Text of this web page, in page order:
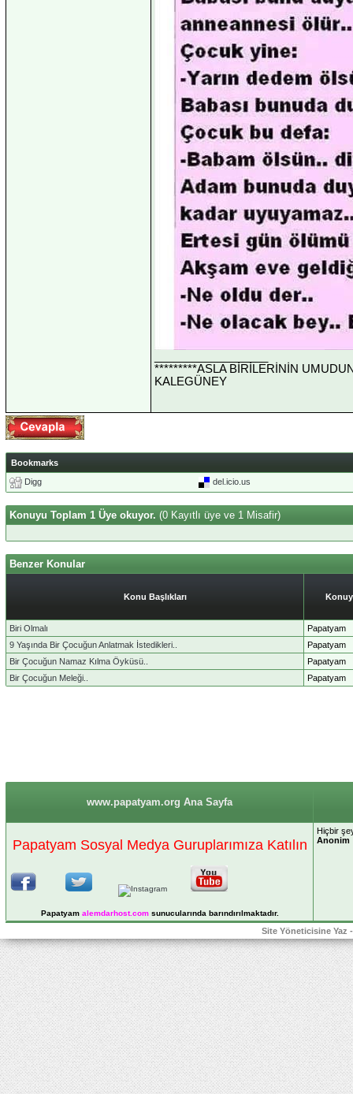
*********ASLA BİRİLERİNİN
KALEGÜNEY
Bookmarks
Digg
del.icio.us
Konuyu Toplam 1 Üye okuyor. (0 Kayıtlı üye ve 1 Misafir)
Benzer Konular
Konu Başlıkları
Biri Olmalı
Papatyam
9 Yaşında Bir Çocuğun Anlatmak İstedikleri..
Papatyam
Bir Çocuğun Namaz Kılma Öyküsü..
Papatyam
Bir Çocuğun Meleği..
Papatyam
www.papatyam.org Ana Sayfa
Papatyam Sosyal Medya Guruplarımıza Katılın
Papatyam alemdarhost.comsunucularında barındırılmaktadır.
Hiçbir
Anonim
Site Yöneticisine Yaz